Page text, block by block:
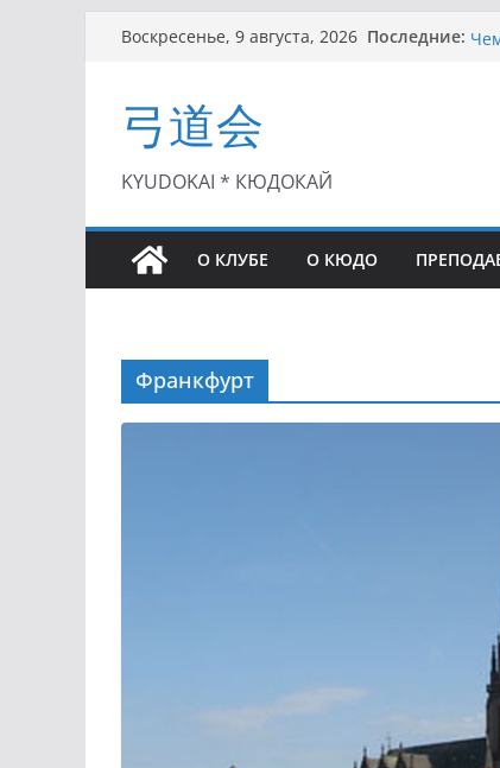
Перейти
Воскресенье, 9 августа, 2026 Последние:
弓道会
KYUDOKAI * КЮДОКАЙ
О КЛУБЕ О КЮДО
Франкфурт